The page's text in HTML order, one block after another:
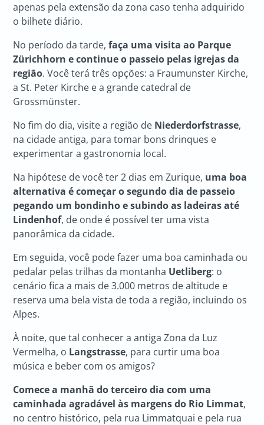
apenas pela extensão da zona caso tenha adquirido
o bilhete diário.
No período da tarde,faça uma visita ao Parque
Zürichhorn e continue o passeio pelas igrejas da
região. Você terá três opções: a Fraumunster Kirche,
a St. Peter Kirche e a grande catedral de
Grossmünster.
No fim do dia, visite a região de Niederdorfstrasse,
na cidade antiga, para tomar bons drinques e
experimentar a gastronomia local.
Na hipótese de você ter 2 dias em Zurique, uma boa
alternativa é começar o segundo dia de passeio
pegando um bondinho e subindo as ladeiras até
Lindenhof, de onde é possível ter uma vista
panorâmica da cidade.
Em seguida, você pode fazer uma boa caminhada ou
pedalar pelas trilhas da montanha Uetliberg: o
cenário fica a mais de 3.000 metros de altitude e
reserva uma bela vista de toda a região, incluindo os
Alpes.
À noite, que tal conhecer a antiga Zona da Luz
Vermelha, o Langstrasse, para curtir uma boa
música e beber com os amigos?
Comece a manhã do terceiro dia com uma
caminhada agradável às margens do Rio Limmat,
no centro histórico, pela rua Limmatquai e pela rua